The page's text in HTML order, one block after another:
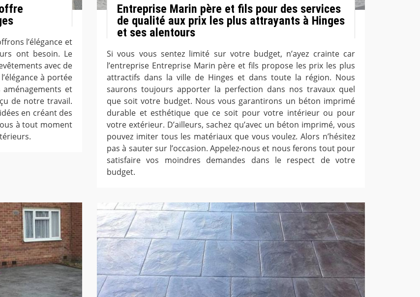
l’élégance et
ont besoin. Le
avec de
à portée
et
de notre travail.
en créant des
à tout moment
Entreprise Marin père et fils pour des services
de qualité aux prix les plus attrayants à Hinges
et ses alentours
Si vous vous sentez limité sur votre budget, n’ayez crainte car
l’entreprise Entreprise Marin père et fils propose les prix les plus
attractifs dans la ville de Hinges et dans toute la région. Nous
saurons toujours apporter la perfection dans nos travaux quel
que soit votre budget. Nous vous garantirons un béton imprimé
durable et esthétique que ce soit pour votre intérieur ou pour
votre extérieur. D’ailleurs, sachez qu’avec un béton imprimé, vous
pouvez imiter tous les matériaux que vous voulez. Alors n’hésitez
pas à sauter sur l’occasion. Appelez-nous et nous ferons tout pour
satisfaire vos moindres demandes dans le respect de votre
budget.